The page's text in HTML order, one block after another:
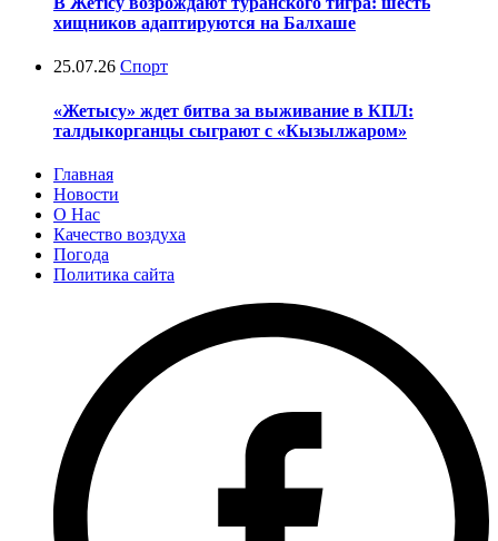
хищников адаптируются на Балхаше
25.07.26 Спорт
«Жетысу» ждет битва за выживание в КПЛ:
талдыкорганцы сыграют с «Кызылжаром»
Главная
Новости
О Нас
Качество воздуха
Погода
Политика сайта